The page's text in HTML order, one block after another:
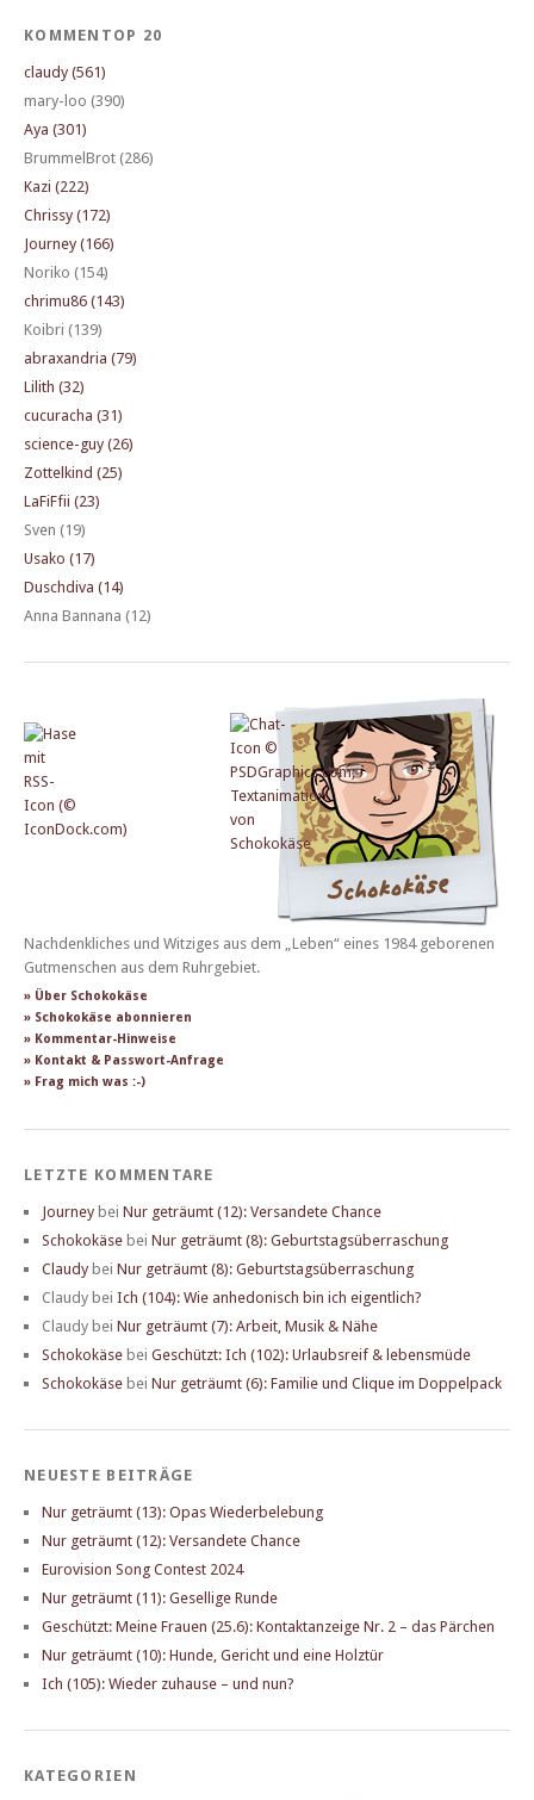
KOMMENTOP 20
claudy (561)
mary-loo (390)
Aya (301)
BrummelBrot (286)
Kazi (222)
Chrissy (172)
Journey (166)
Noriko (154)
chrimu86 (143)
Koibri (139)
abraxandria (79)
Lilith (32)
cucuracha (31)
science-guy (26)
Zottelkind (25)
LaFiFfii (23)
Sven (19)
Usako (17)
Duschdiva (14)
Anna Bannana (12)
Nachdenkliches und Witziges aus dem „Leben“ eines 1984 geborenen
Gutmenschen aus dem Ruhrgebiet.
» Über Schokokäse
» Schokokäse abonnieren
» Kommentar-Hinweise
» Kontakt & Passwort-Anfrage
» Frag mich was :-)
LETZTE KOMMENTARE
Journey bei Nur geträumt (12): Versandete Chance
Schokokäse bei Nur geträumt (8): Geburtstagsüberraschung
Claudy bei Nur geträumt (8): Geburtstagsüberraschung
Claudy bei Ich (104): Wie anhedonisch bin ich eigentlich?
Claudy bei Nur geträumt (7): Arbeit, Musik & Nähe
Schokokäse bei Geschützt: Ich (102): Urlaubsreif & lebensmüde
Schokokäse bei Nur geträumt (6): Familie und Clique im Doppelpack
NEUESTE BEITRÄGE
Nur geträumt (13): Opas Wiederbelebung
Nur geträumt (12): Versandete Chance
Eurovision Song Contest 2024
Nur geträumt (11): Gesellige Runde
Geschützt: Meine Frauen (25.6): Kontaktanzeige Nr. 2 – das Pärchen
Nur geträumt (10): Hunde, Gericht und eine Holztür
Ich (105): Wieder zuhause – und nun?
KATEGORIEN